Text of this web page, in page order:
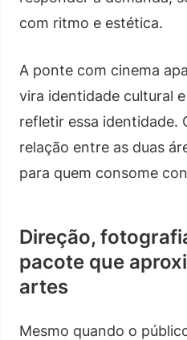
com ritmo e estética.
A ponte com cinema
vira identidade cultural
refletir essa identidade.
relação entre as duas
para quem consome
Direção,
pacote que
artes
Mesmo quando o